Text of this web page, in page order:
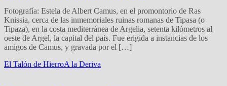
Fotografía: Estela de Albert Camus, en el promontorio de Ras
Knissia, cerca de las inmemoriales ruinas romanas de Tipasa (o
Tipaza), en la costa mediterránea de Argelia, setenta kilómetros al
oeste de Argel, la capital del país. Fue erigida a instancias de los
amigos de Camus, y gravada por el […]
El Talón de HierroA la Deriva